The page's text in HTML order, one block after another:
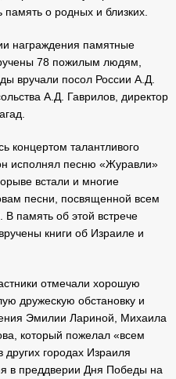
память о родных и близких.
награждения памятные
78 пожилым людям,
вручали посол России А.Д.
А.Д. Гаврилов, директор
концертом талантливого
исполнял песню «Журавли»
встали и многие
песни, посвященной всем
память об этой встрече
книги об Израиле и
отмечали хорошую
дружескую обстановку и
Эмилии Лариной, Михаила
который пожелал «всем
городах Израиля
в преддверии Дня Победы на